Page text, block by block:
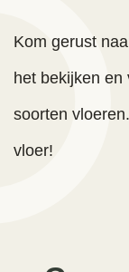
Kom gerust
het bekijken en
soorten
vloer!